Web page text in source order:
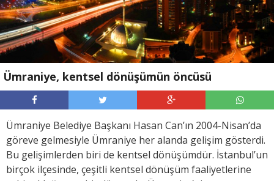
Ümraniye, kentsel dönüşümün öncüsü
Ümraniye Belediye Başkanı Hasan Can’ın 2004-Nisan’da
göreve gelmesiyle Ümraniye her alanda gelişim gösterdi.
Bu gelişimlerden biri de kentsel dönüşümdür. İstanbul’un
birçok ilçesinde, çeşitli kentsel dönüşüm faaliyetlerine